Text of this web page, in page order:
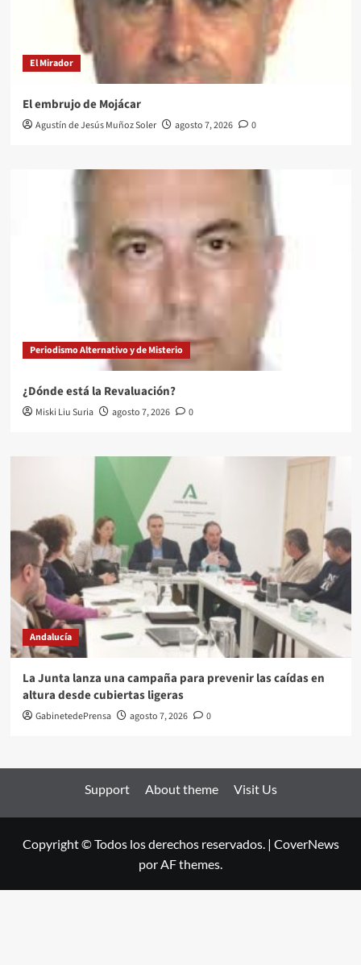
El Mirador
El embrujo de Mojácar
Agustín de Jesús Muñoz Soler agosto 7, 2026 0
Periodismo Alternativo y de Misterio
¿Dónde está la Revaluación?
Miski Liu Suria agosto 7, 2026 0
Andalucía
La Junta lanza una campaña para prevenir las caídas en
altura desde cubiertas ligeras
GabinetedePrensa agosto 7, 2026 0
Support About theme Visit Us
Copyright © Todos los derechos reservados. | CoverNews
por AF themes.